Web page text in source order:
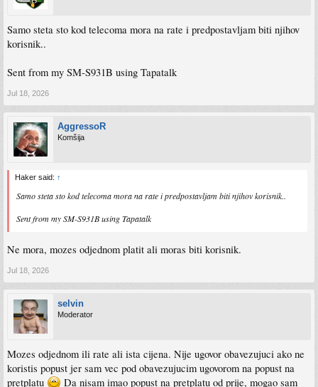
Samo steta sto kod telecoma mora na rate i predpostavljam biti njihov
korisnik..
Sent from my SM-S931B using Tapatalk
Jul 18, 2026
AggressoR
Komšija
Haker said: ↑
Samo steta sto kod telecoma mora na rate i predpostavljam biti njihov korisnik..
Sent from my SM-S931B using Tapatalk
Ne mora, mozes odjednom platit ali moras biti korisnik.
Jul 18, 2026
selvin
Moderator
Mozes odjednom ili rate ali ista cijena. Nije ugovor obavezujuci ako ne
koristis popust jer sam vec pod obavezujucim ugovorom na popust na
pretplatu
Da nisam imao popust na pretplatu od prije, mogao sam